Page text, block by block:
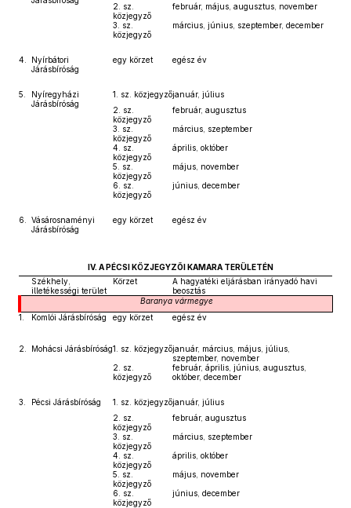
2. sz.
közjegyző
február, május, augusztus, november
3. sz.
közjegyző
március, június, szeptember, december
4.
Nyírbátori
Járásbíróság
egy körzet egész év
5.
Nyíregyházi
Járásbíróság
1. sz. közjegyzőjanuár, július
2. sz.
közjegyző
február, augusztus
3. sz.
közjegyző
március, szeptember
4. sz.
közjegyző
április, október
5. sz.
közjegyző
május, november
6. sz.
közjegyző
június, december
6.
Vásárosnaményi
Járásbíróság
egy körzet egész év
IV. A PÉCSI KÖZJEGYZŐI KAMARA TERÜLETÉN
Székhely,
illetékességi terület
Körzet
A hagyatéki eljárásban irányadó havi
beosztás
Baranya vármegye
1.
Komlói Járásbíróság egy körzet egész év
2. Mohácsi Járásbíróság1. sz. közjegyzőjanuár, március, május, július,
szeptember, november
2. sz.
közjegyző
február, április, június, augusztus,
október, december
3. Pécsi Járásbíróság 1. sz. közjegyzőjanuár, július
2. sz.
közjegyző
február, augusztus
3. sz.
közjegyző
március, szeptember
4. sz.
közjegyző
április, október
5. sz.
közjegyző
május, november
6. sz.
közjegyző
június, december